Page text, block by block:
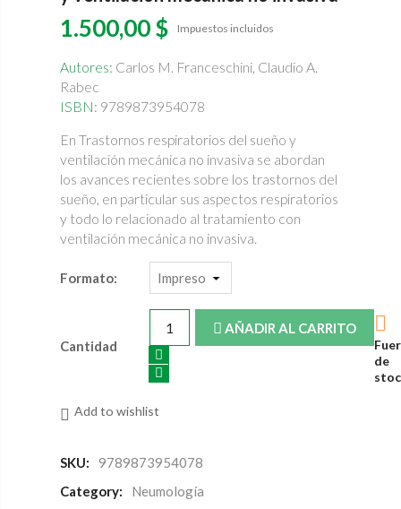
1.500,00 $ Impuestos incluidos
Autores: Carlos M. Franceschini, Claudio A.
Rabec
ISBN: 9789873954078
En Trastornos respiratorios del sueño y
ventilación mecánica no invasiva se abordan
los avances recientes sobre los trastornos del
sueño, en particular sus aspectos respiratorios
y todo lo relacionado al tratamiento con
ventilación mecánica no invasiva.
Formato:
Cantidad
AÑADIR AL CARRITO 
de
Add to wishlist
SKU:
9789873954078
Category:
Neumología